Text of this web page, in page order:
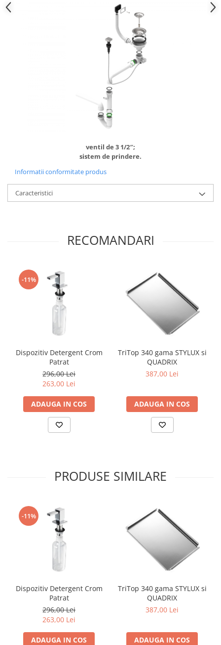
ventil de 3 1/2″;
sistem de prindere.
Informatii conformitate produs
Caracteristici
RECOMANDARI
-11%
Dispozitiv Detergent Crom
Patrat
296,00 Lei
263,00 Lei
ADAUGA IN COS
TriTop 340 gama STYLUX si
QUADRIX
387,00 Lei
ADAUGA IN COS
PRODUSE SIMILARE
-11%
Dispozitiv Detergent Crom
Patrat
296,00 Lei
263,00 Lei
ADAUGA IN COS
TriTop 340 gama STYLUX si
QUADRIX
387,00 Lei
ADAUGA IN COS